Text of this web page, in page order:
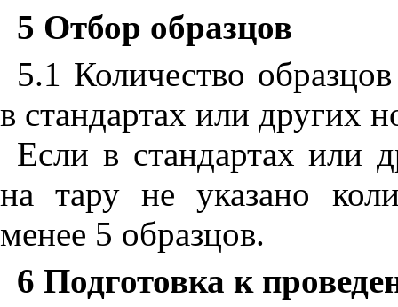
5 Отбор образцов
5.1 Количество
в стандартах или других
Если в стандартах или
на тару не указано
менее 5 образцов.
6 Подготовка к